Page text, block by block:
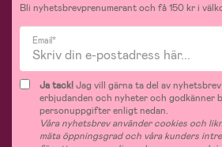
Bli nyhetsbrevprenumerant och få 150 kr i
Email*
Ja tack!Jag vill gärna ta del av
erbjudanden och nyheter och godkänner
personuppgifter enligt nedan.
Våra nyhetsbrev använder cookies och
mäta öppningsgrad och våra kunders